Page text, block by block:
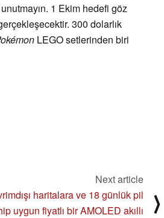
1 Ekim hedefi göz
300 dolarlık
LEGO setlerinden biri
Next article
haritalara ve 18 günlük pil
uygun fiyatlı bir AMOLED akıllı
⟩